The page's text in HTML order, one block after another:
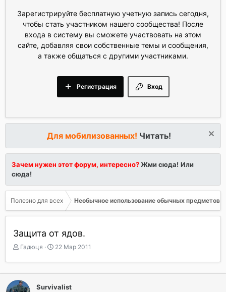
Зарегистрируйте бесплатную учетную запись сегодня,
чтобы стать участником нашего сообщества! После
входа в систему вы сможете участвовать на этом
сайте, добавляя свои собственные темы и сообщения,
а также общаться с другими участниками.
Вход
Регистрация
Для мобилизованных! Читать!
Зачем нужен этот форум, интересно?Жми сюда! Или
сюда!
Полезно для всех Необычное использование обычных предметов
Защита от ядов.
А
т
о
р
Гадюця
Д
т
а
22 Мар 2011
Survivalist